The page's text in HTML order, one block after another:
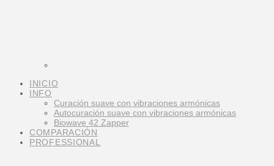
INICIO
INFO
Curación suave con vibraciones armónicas
Autocuración suave con vibraciones armónicas
Biowave 42 Zapper
COMPARACIÓN
PROFESSIONAL